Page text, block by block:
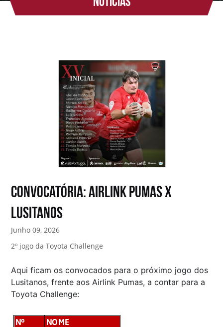
Convocatória: Airlink Pumas x
Lusitanos
Junho 09, 2026
2º jogo da Toyota Challenge
Aqui ficam os convocados para o próximo jogo dos
Lusitanos, frente aos Airlink Pumas, a contar para a
Toyota Challenge: